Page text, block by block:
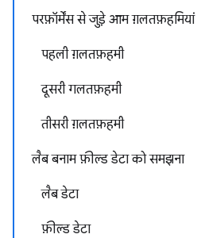
परफ़ॉर्मेंस से जुड़े आम ग़लतफ़हमियां
पहली ग़लतफ़हमी
दूसरी गलतफ़हमी
तीसरी ग़लतफ़हमी
लैब बनाम फ़ील्ड डेटा को समझना
लैब डेटा
फ़ील्ड डेटा